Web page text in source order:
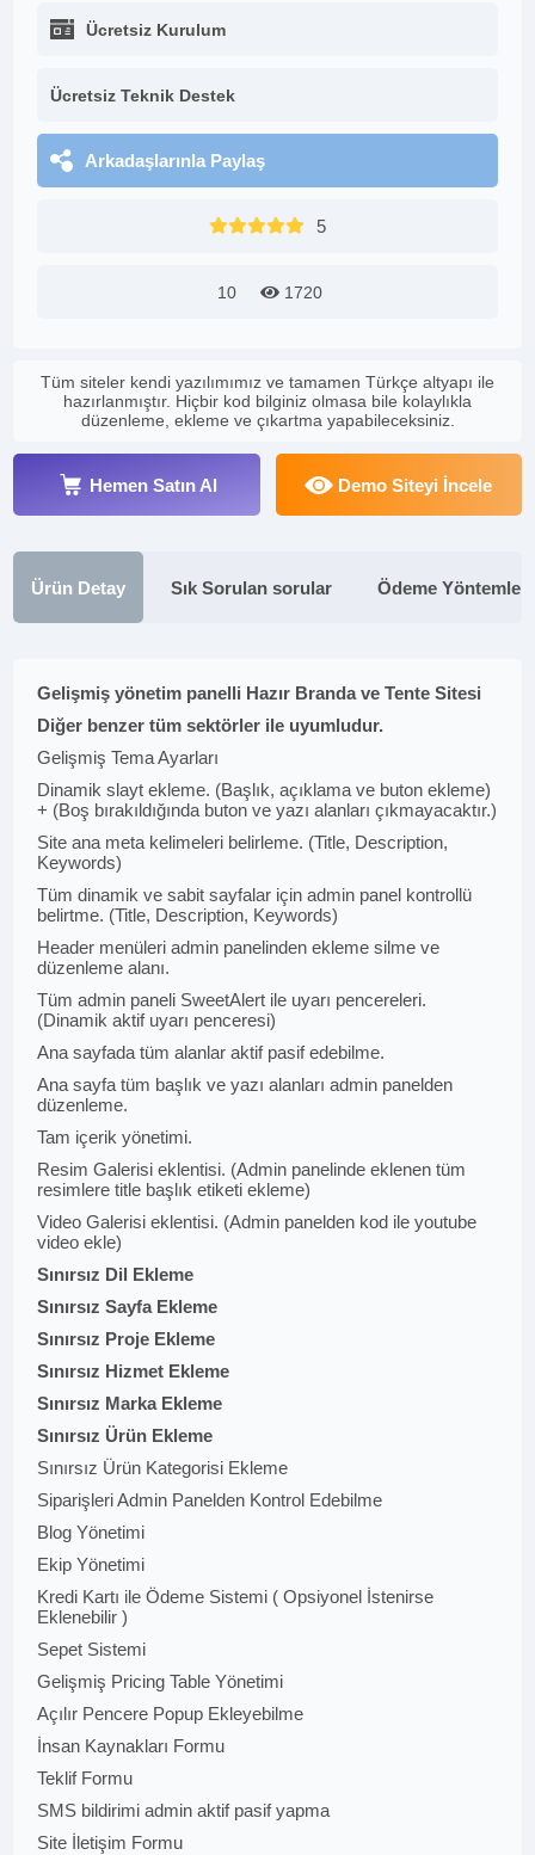
Ücretsiz Kurulum
Ücretsiz Teknik Destek
Arkadaşlarınla Paylaş
5
10 1720
Tüm siteler kendi yazılımımız ve tamamen Türkçe altyapı ile
hazırlanmıştır. Hiçbir kod bilginiz olmasa bile kolaylıkla
düzenleme, ekleme ve çıkartma yapabileceksiniz.
Hemen Satın Al Demo Siteyi İncele
Ürün Detay Sık Sorulan sorular Ödeme Yöntemleri
Gelişmiş yönetim panelli Hazır Branda ve Tente Sitesi
Diğer benzer tüm sektörler ile uyumludur.
Gelişmiş Tema Ayarları
Dinamik slayt ekleme. (Başlık, açıklama ve buton ekleme)
+ (Boş bırakıldığında buton ve yazı alanları çıkmayacaktır.)
Site ana meta kelimeleri belirleme. (Title, Description,
Keywords)
Tüm dinamik ve sabit sayfalar için admin panel kontrollü
belirtme. (Title, Description, Keywords)
Header menüleri admin panelinden ekleme silme ve
düzenleme alanı.
Tüm admin paneli SweetAlert ile uyarı pencereleri.
(Dinamik aktif uyarı penceresi)
Ana sayfada tüm alanlar aktif pasif edebilme.
Ana sayfa tüm başlık ve yazı alanları admin panelden
düzenleme.
Tam içerik yönetimi.
Resim Galerisi eklentisi. (Admin panelinde eklenen tüm
resimlere title başlık etiketi ekleme)
Video Galerisi eklentisi. (Admin panelden kod ile youtube
video ekle)
Sınırsız Dil Ekleme
Sınırsız Sayfa Ekleme
Sınırsız Proje Ekleme
Sınırsız Hizmet Ekleme
Sınırsız Marka Ekleme
Sınırsız Ürün Ekleme
Sınırsız Ürün Kategorisi Ekleme
Siparişleri Admin Panelden Kontrol Edebilme
Blog Yönetimi
Ekip Yönetimi
Kredi Kartı ile Ödeme Sistemi ( Opsiyonel İstenirse
Eklenebilir )
Sepet Sistemi
Gelişmiş Pricing Table Yönetimi
Açılır Pencere Popup Ekleyebilme
İnsan Kaynakları Formu
Teklif Formu
SMS bildirimi admin aktif pasif yapma
Site İletişim Formu